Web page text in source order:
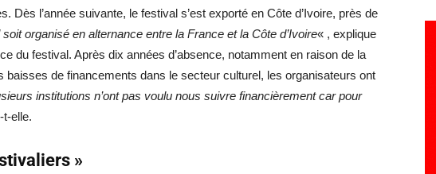
Dès l’année suivante, le festival s’est exporté en Côte d’Ivoire, près de
soit organisé en alternance entre la France et la Côte d’Ivoire« , explique
du festival. Après dix années d’absence, notamment en raison de la
baisses de financements dans le secteur culturel, les organisateurs ont
institutions n’ont pas voulu nous suivre financièrement car pour
t-elle.
»